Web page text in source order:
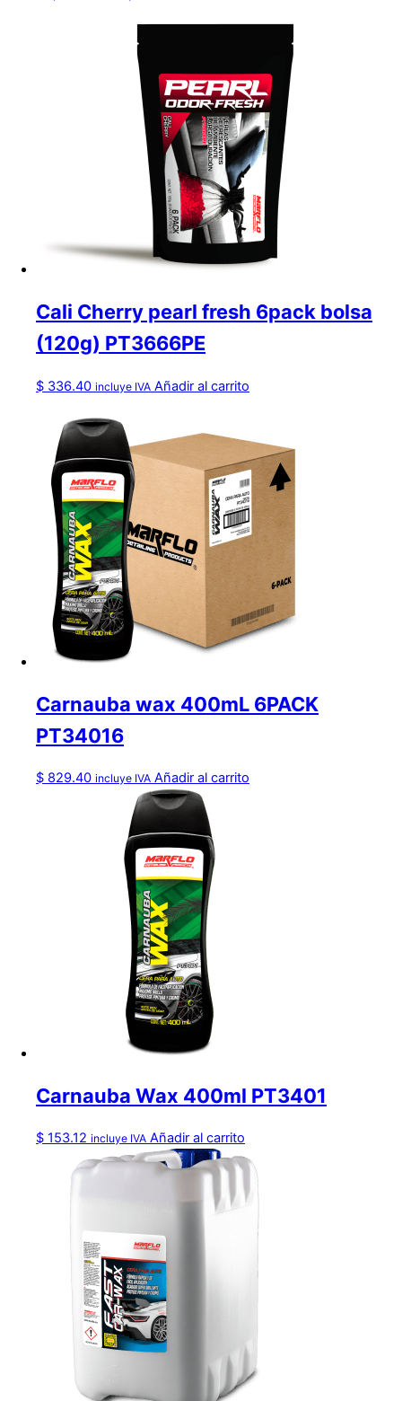
Cali Cherry pearl fresh 6pack bolsa
(120g) PT3666PE
$ 336.40 incluye IVA Añadir al carrito
Carnauba wax 400mL 6PACK
PT34016
$ 829.40 incluye IVA Añadir al carrito
Carnauba Wax 400ml PT3401
$ 153.12 incluye IVA Añadir al carrito